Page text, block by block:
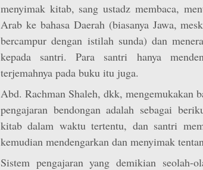
menyimak kitab, sang ustadz membaca,
Arab ke bahasa Daerah (biasanya Jawa,
bercampur dengan istilah sunda) dan
kepada santri. Para santri hanya
terjemahnya pada buku itu juga.
Abd. Rachman Shaleh, dkk, mengemukakan
pengajaran bendongan adalah sebagai
kitab dalam waktu tertentu, dan santri
kemudian mendengarkan dan menyimak
Sistem pengajaran yang demikian seolah-